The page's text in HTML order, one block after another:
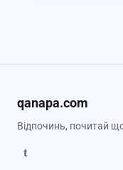
qanapa.com
Відпочинь, почитай
t